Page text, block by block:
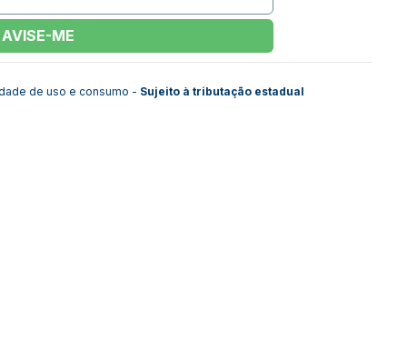
AVISE-ME
de uso e consumo - Sujeito à tributação estadual